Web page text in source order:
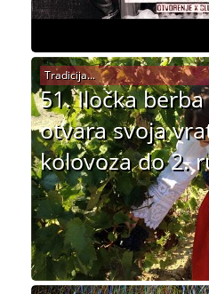
51. Iločka
otvara svoja
kolovoza do 2.
Tradicija...